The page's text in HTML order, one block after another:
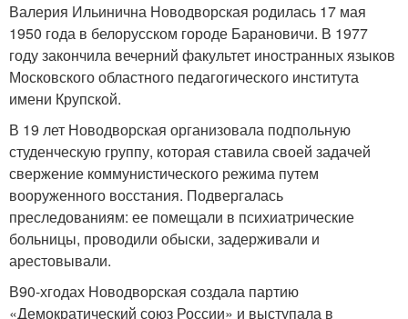
Валерия Ильинична Новодворская родилась 17 мая
1950 года в белорусском городе Барановичи. В 1977
году закончила вечерний факультет иностранных языков
Московского областного педагогического института
имени Крупской.
В 19 лет Новодворская организовала подпольную
студенческую группу, которая ставила своей задачей
свержение коммунистического режима путем
вооруженного восстания. Подвергалась
преследованиям: ее помещали в психиатрические
больницы, проводили обыски, задерживали и
арестовывали.
В90-хгодах Новодворская создала партию
«Демократический союз России» и выступала в